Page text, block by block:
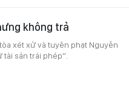
không trả
xét xử và tuyên phạt Nguyễn
sản trái phép”.